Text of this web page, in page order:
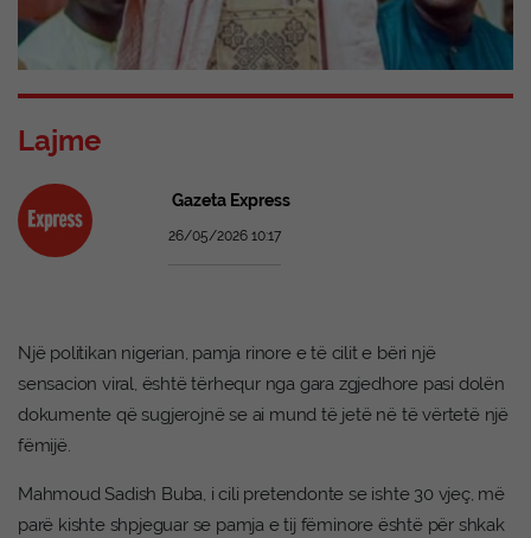
Lajme
Gazeta Express
26/05/2026 10:17
Një politikan nigerian, pamja rinore e të cilit e bëri një
sensacion viral, është tërhequr nga gara zgjedhore pasi dolën
dokumente që sugjerojnë se ai mund të jetë në të vërtetë një
fëmijë.
Mahmoud Sadish Buba, i cili pretendonte se ishte 30 vjeç, më
parë kishte shpjeguar se pamja e tij fëminore është për shkak